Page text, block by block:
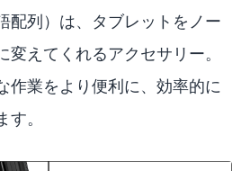
配列）は、タブレットをノー
変えてくれるアクセサリー。
作業をより便利に、効率的に
。